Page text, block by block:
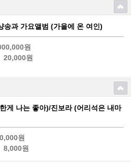
송과 가요앨범 (가을에 온 여인)
원
20,000원
게 나는 좋아)/진보라 (어리석은 내마
원
8,000원